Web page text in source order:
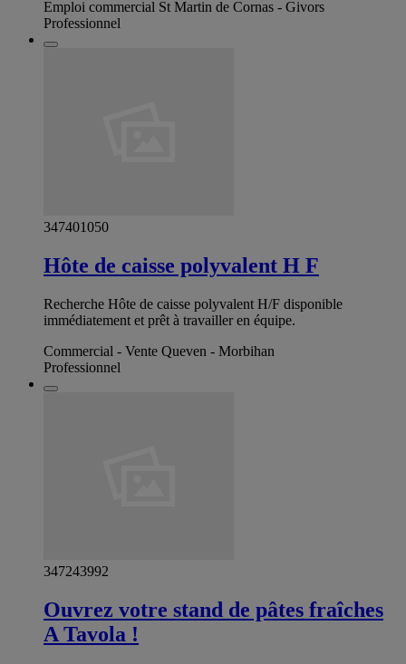
Emploi commercial St Martin de Cornas - Givors
Professionnel
347401050
Hôte de caisse polyvalent H F
Recherche Hôte de caisse polyvalent H/F disponible
immédiatement et prêt à travailler en équipe.
Commercial - Vente Queven - Morbihan
Professionnel
347243992
Ouvrez votre stand de pâtes fraîches
A Tavola !